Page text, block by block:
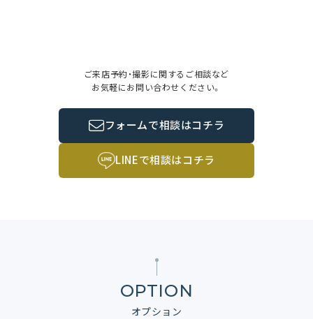
ご来店予約・撮影に関するご相談など
お気軽にお問い合わせください。
フォームで相談はコチラ
LINEで相談はコチラ
OPTION
オプション